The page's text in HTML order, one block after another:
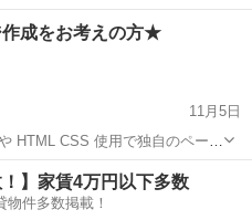
てお手伝いします。 詳しくはメ
ームページ作成 個人事業主
成をお考えの方★
11月5日
HTML CSS 使用で独自のページ
いたします。 初級程度にてど
ご連絡ください。 個人にてご
ムページ作成 個人
！】家賃4万円以下多数
物件多数掲載！